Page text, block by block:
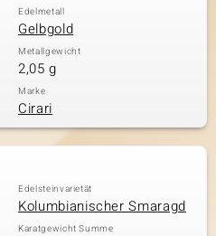
Edelmetall
Gelbgold
Metallgewicht
2,05 g
Marke
Cirari
Edelsteinvarietät
Kolumbianischer Smaragd
Karatgewicht Summe